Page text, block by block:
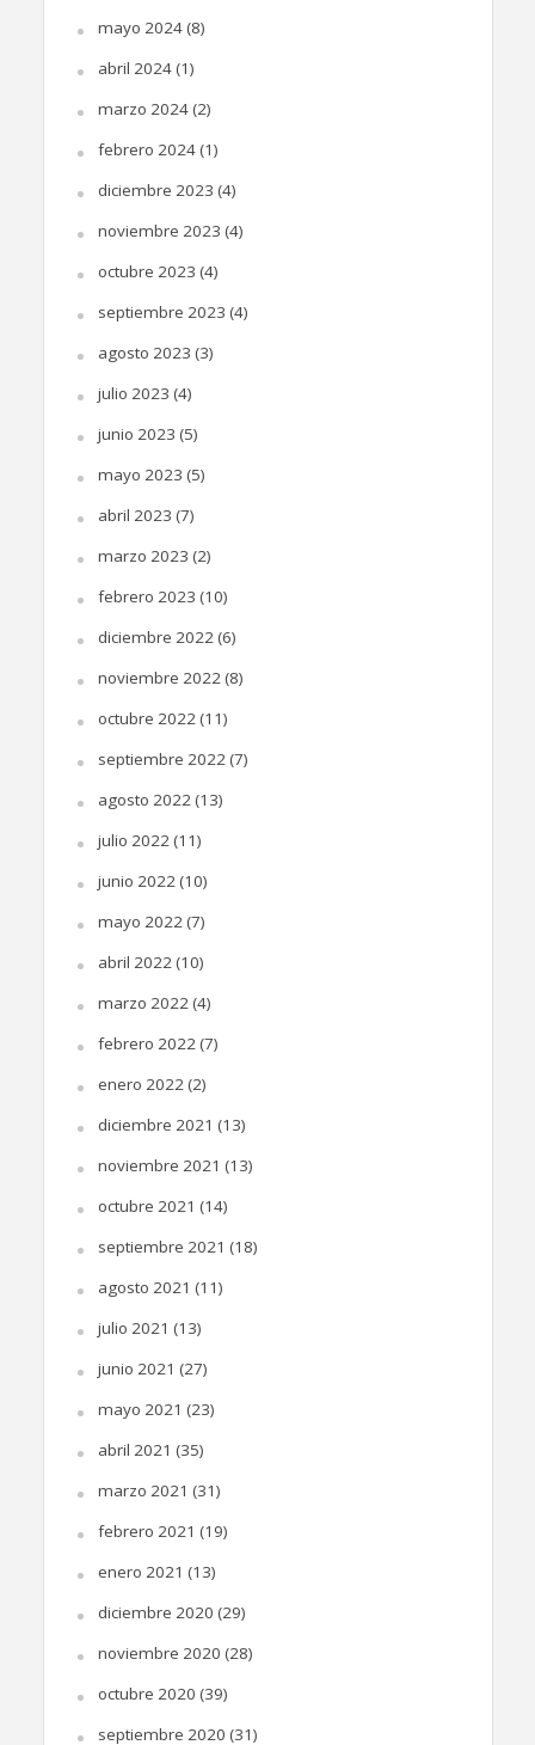
mayo 2024(8)
abril 2024(1)
marzo 2024(2)
febrero 2024(1)
diciembre 2023 (4)
noviembre 2023 (4)
octubre 2023 (4)
septiembre 2023 (4)
agosto 2023 (3)
julio 2023 (4)
junio 2023 (5)
mayo 2023 (5)
abril 2023 (7)
marzo 2023 (2)
febrero 2023 (10)
diciembre 2022(6)
noviembre 2022(8)
octubre 2022(11)
septiembre 2022(7)
agosto 2022(13)
julio 2022(11)
junio 2022(10)
mayo 2022(7)
abril 2022(10)
marzo 2022(4)
febrero 2022(7)
enero 2022(2)
diciembre 2021 (13)
noviembre 2021 (13)
octubre 2021 (14)
septiembre 2021 (18)
agosto 2021 (11)
julio 2021 (13)
junio 2021 (27)
mayo 2021 (23)
abril 2021 (35)
marzo 2021 (31)
febrero 2021 (19)
enero 2021 (13)
diciembre 2020 (29)
noviembre 2020 (28)
octubre 2020 (39)
septiembre 2020 (31)